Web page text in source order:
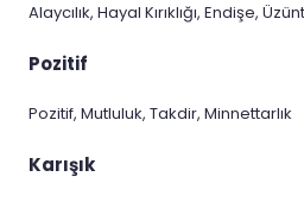
Alaycılık, Hayal Kırıklığı, Endişe,
Pozitif
Pozitif, Mutluluk, Takdir, Minnettarlık
Karışık